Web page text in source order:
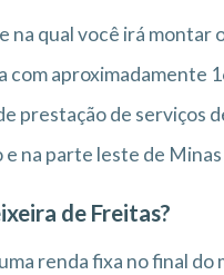
qual você irá montar
com aproximadamente
prestação de serviços
na parte leste de Minas
de Freitas?
renda fixa no final do